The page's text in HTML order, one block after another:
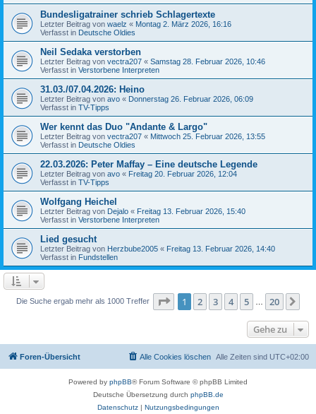
Bundesligatrainer schrieb Schlagertexte
Letzter Beitrag von waelz « Montag 2. März 2026, 16:16
Verfasst in Deutsche Oldies
Neil Sedaka verstorben
Letzter Beitrag von vectra207 « Samstag 28. Februar 2026, 10:46
Verfasst in Verstorbene Interpreten
31.03./07.04.2026: Heino
Letzter Beitrag von avo « Donnerstag 26. Februar 2026, 06:09
Verfasst in TV-Tipps
Wer kennt das Duo "Andante & Largo"
Letzter Beitrag von vectra207 « Mittwoch 25. Februar 2026, 13:55
Verfasst in Deutsche Oldies
22.03.2026: Peter Maffay – Eine deutsche Legende
Letzter Beitrag von avo « Freitag 20. Februar 2026, 12:04
Verfasst in TV-Tipps
Wolfgang Heichel
Letzter Beitrag von Dejalo « Freitag 13. Februar 2026, 15:40
Verfasst in Verstorbene Interpreten
Lied gesucht
Letzter Beitrag von Herzbube2005 « Freitag 13. Februar 2026, 14:40
Verfasst in Fundstellen
Die Suche ergab mehr als 1000 Treffer Seite 1von 20
1 2 3 4 5 20
Gehe zu
Foren-Übersicht Alle Zeiten sind UTC+02:00
Alle Cookies löschen
Powered by phpBB® Forum Software © phpBB Limited
Deutsche Übersetzung durch phpBB.de
Datenschutz| Nutzungsbedingungen